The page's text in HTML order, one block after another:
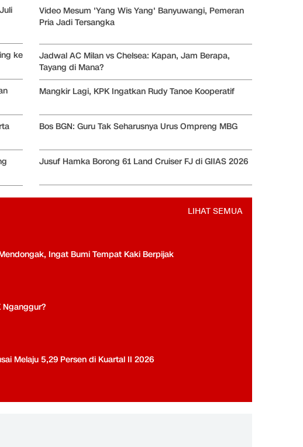
ke
Video Mesum 'Yang Wis Yang' Banyuwangi, Pemeran
Pria Jadi Tersangka
Jadwal AC Milan vs Chelsea: Kapan, Jam Berapa,
Tayang di Mana?
Mangkir Lagi, KPK Ingatkan Rudy Tanoe Kooperatif
Bos BGN: Guru Tak Seharusnya Urus Ompreng MBG
LIHAT SEMUA
Ingat Bumi Tempat Kaki Berpijak
Nganggur?
Melaju 5,29 Persen di Kuartal II 2026